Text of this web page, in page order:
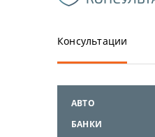
Консультации
АВТО
БАНКИ